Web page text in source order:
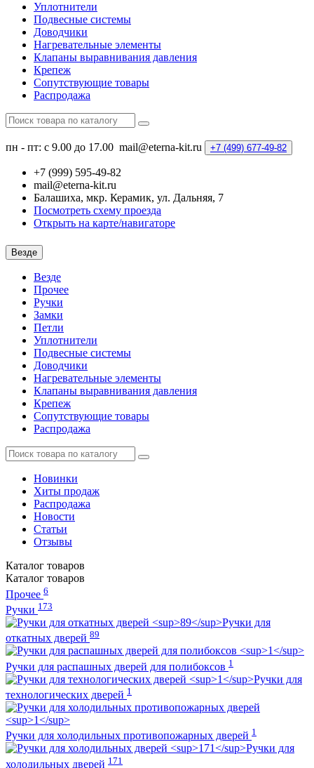
Уплотнители
Подвесные системы
Доводчики
Нагревательные элементы
Клапаны выравнивания давления
Крепеж
Сопутствующие товары
Распродажа
пн - пт: с 9.00 до 17.00 mail@eterna-kit.ru +7 (499) 677-49-82
+7 (999) 595-49-82
mail@eterna-kit.ru
Балашиха, мкр. Керамик, ул. Дальняя, 7
Посмотреть схему проезда
Открыть на карте/навигаторе
Везде
Везде
Прочее
Ручки
Замки
Петли
Уплотнители
Подвесные системы
Доводчики
Нагревательные элементы
Клапаны выравнивания давления
Крепеж
Сопутствующие товары
Распродажа
Новинки
Хиты продаж
Распродажа
Новости
Статьи
Отзывы
Каталог товаров
Каталог товаров
Прочее 6
Ручки 173
Ручки для
откатных дверей 89
Ручки для распашных дверей для полибоксов 1
Ручки для
технологических дверей 1
Ручки для холодильных противопожарных дверей 1
Ручки для
холодильных дверей 171